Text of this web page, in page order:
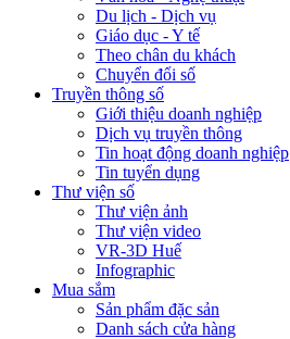
Du lịch - Dịch vụ
Giáo dục - Y tế
Theo chân du khách
Chuyển đổi số
Truyền thông số
Giới thiệu doanh nghiệp
Dịch vụ truyền thông
Tin hoạt động doanh nghiệp
Tin tuyển dụng
Thư viện số
Thư viện ảnh
Thư viện video
VR-3D Huế
Infographic
Mua sắm
Sản phẩm đặc sản
Danh sách cửa hàng